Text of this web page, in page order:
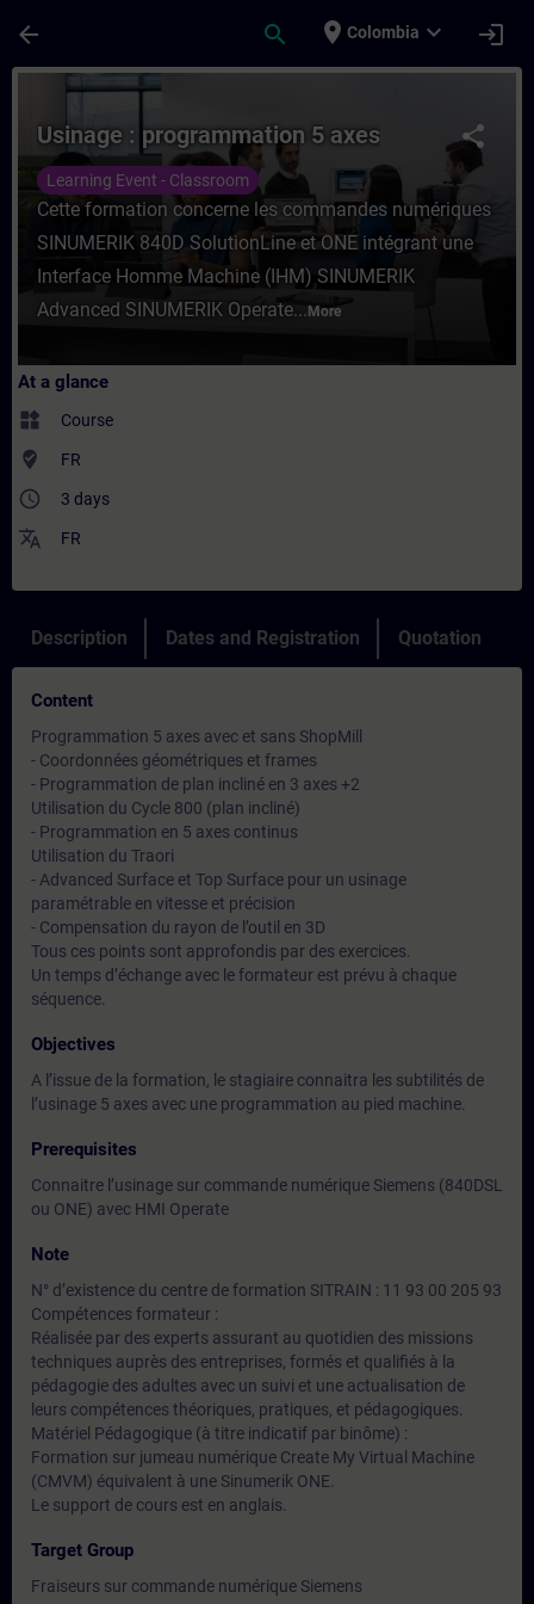
arrow_back search place Colombia expand_more login
Course - Usinage : programmation 5
share
Usinage : programmation 5 axes
Learning Event - Classroom
Cette formation concerne les commandes numériques
SINUMERIK 840D SolutionLine et ONE intégrant une
Interface Homme Machine (IHM) SINUMERIK
Advanced SINUMERIK Operate... More
At a glance
widgets Course
where_to_vote FR
access_time 3 days
translate FR
Description Dates and Registration Quotation
Content
Programmation 5 axes avec et sans ShopMill
- Coordonnées géométriques et frames
- Programmation de plan incliné en 3 axes +2
Utilisation du Cycle 800 (plan incliné)
- Programmation en 5 axes continus
Utilisation du Traori
- Advanced Surface et Top Surface pour un usinage
paramétrable en vitesse et précision
- Compensation du rayon de l’outil en 3D
Tous ces points sont approfondis par des exercices.
Un temps d’échange avec le formateur est prévu à chaque
séquence.
Objectives
A l’issue de la formation, le stagiaire connaitra les subtilités de
l’usinage 5 axes avec une programmation au pied machine.
Prerequisites
Connaitre l’usinage sur commande numérique Siemens (840DSL
ou ONE) avec HMI Operate
Note
N° d’existence du centre de formation SITRAIN : 11 93 00 205 93
Compétences formateur :
Réalisée par des experts assurant au quotidien des missions
techniques auprès des entreprises, formés et qualifiés à la
pédagogie des adultes avec un suivi et une actualisation de
leurs compétences théoriques, pratiques, et pédagogiques.
Matériel Pédagogique (à titre indicatif par binôme) :
Formation sur jumeau numérique Create My Virtual Machine
(CMVM) équivalent à une Sinumerik ONE.
Le support de cours est en anglais.
Target Group
Fraiseurs sur commande numérique Siemens